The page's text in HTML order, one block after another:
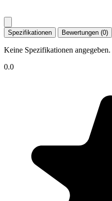
Spezifikationen Bewertungen (0)
Keine Spezifikationen angegeben.
0.0